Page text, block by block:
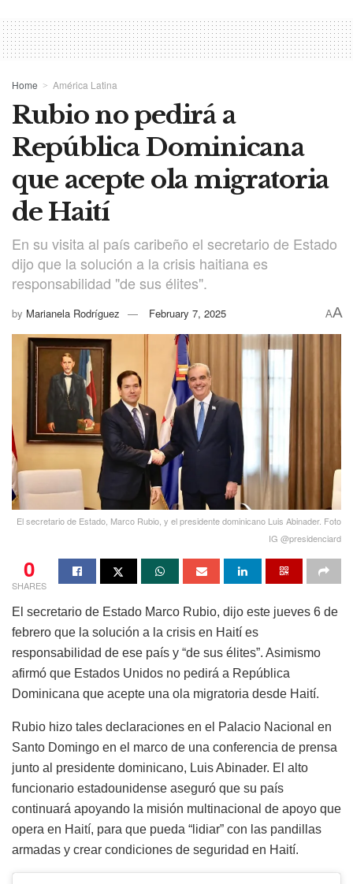
Home América Latina
Rubio no pedirá a
República Dominicana
que acepte ola migratoria
de Haití
En su visita al país caribeño el secretario de Estado
dijo que la solución a la crisis haitiana es
responsabilidad "de sus élites".
by Marianela Rodríguez February 7, 2025 AA
El secretario de Estado, Marco Rubio, y el presidente dominicano Luis Abinader. Foto
IG @presidenciard
0
SHARES
El secretario de Estado Marco Rubio, dijo este jueves 6 de
febrero que la solución a la crisis en Haití es
responsabilidad de ese país y “de sus élites”. Asimismo
afirmó que Estados Unidos no pedirá a República
Dominicana que acepte una ola migratoria desde Haití.
Rubio hizo tales declaraciones en el Palacio Nacional en
Santo Domingo en el marco de una conferencia de prensa
junto al presidente dominicano, Luis Abinader. El alto
funcionario estadounidense aseguró que su país
continuará apoyando la misión multinacional de apoyo que
opera en Haití, para que pueda “lidiar” con las pandillas
armadas y crear condiciones de seguridad en Haití.